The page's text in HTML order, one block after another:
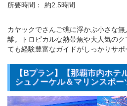
所要時間：
約2.5時間
カヤックでさんご礁に浮かぶ小さな
離。トロピカルな熱帯魚や大人気の
ても経験豊富なガイドがしっかりサポ
【Bプラン】【那覇市内ホ
シュノーケル＆マリンスポー